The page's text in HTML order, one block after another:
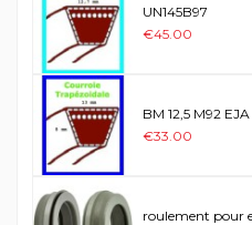
UN145B97
€45.00
BM 12,5 M92
€33.00
roulement pour